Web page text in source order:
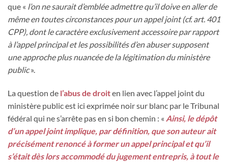
que « l’on ne saurait d’emblée admettre qu’il doive en aller de
même en toutes circonstances pour un appel joint (cf. art. 401
CPP), dont le caractère exclusivement accessoire par rapport
à l’appel principal et les possibilités d’en abuser supposent
une approche plus nuancée de la légitimation du ministère
public».
La question de l’abus de droiten lien avec l’appel joint du
ministère public est ici exprimée noir sur blanc par le Tribunal
fédéral qui ne s’arrête pas en si bon chemin : « Ainsi, le dépôt
d’un appel joint implique, par définition, que son auteur ait
précisément renoncé à former un appel principal et qu’il
s’était dès lors accommodé du jugement entrepris, à tout le